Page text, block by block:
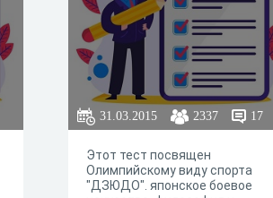
31.03.2015 2337 17
Этот тест посвящен
Олимпийскому виду спорта
"ДЗЮДО". японское боевое